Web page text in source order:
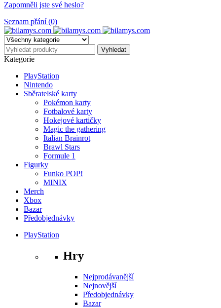
Zapomněli jste své heslo?
Seznam přání (0)
Kategorie
PlayStation
Nintendo
Sběratelské karty
Pokémon karty
Fotbalové karty
Hokejové kartičky
Magic the gathering
Italian Brainrot
Brawl Stars
Formule 1
Figurky
Funko POP!
MINIX
Merch
Xbox
Bazar
Předobjednávky
PlayStation
Hry
Nejprodávanější
Nejnovější
Předobjednávky
Bazar